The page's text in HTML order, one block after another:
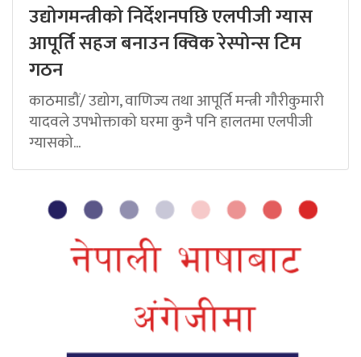
उद्योगमन्त्रीको निर्देशनपछि एलपीजी ग्यास
आपूर्ति सहज बनाउन क्विक रेस्पोन्स टिम
गठन
काठमाडौं/ उद्योग, वाणिज्य तथा आपूर्ति मन्त्री गौरीकुमारी
यादवले उपभोक्ताको घरमा कुनै पनि हालतमा एलपीजी
ग्यासको...